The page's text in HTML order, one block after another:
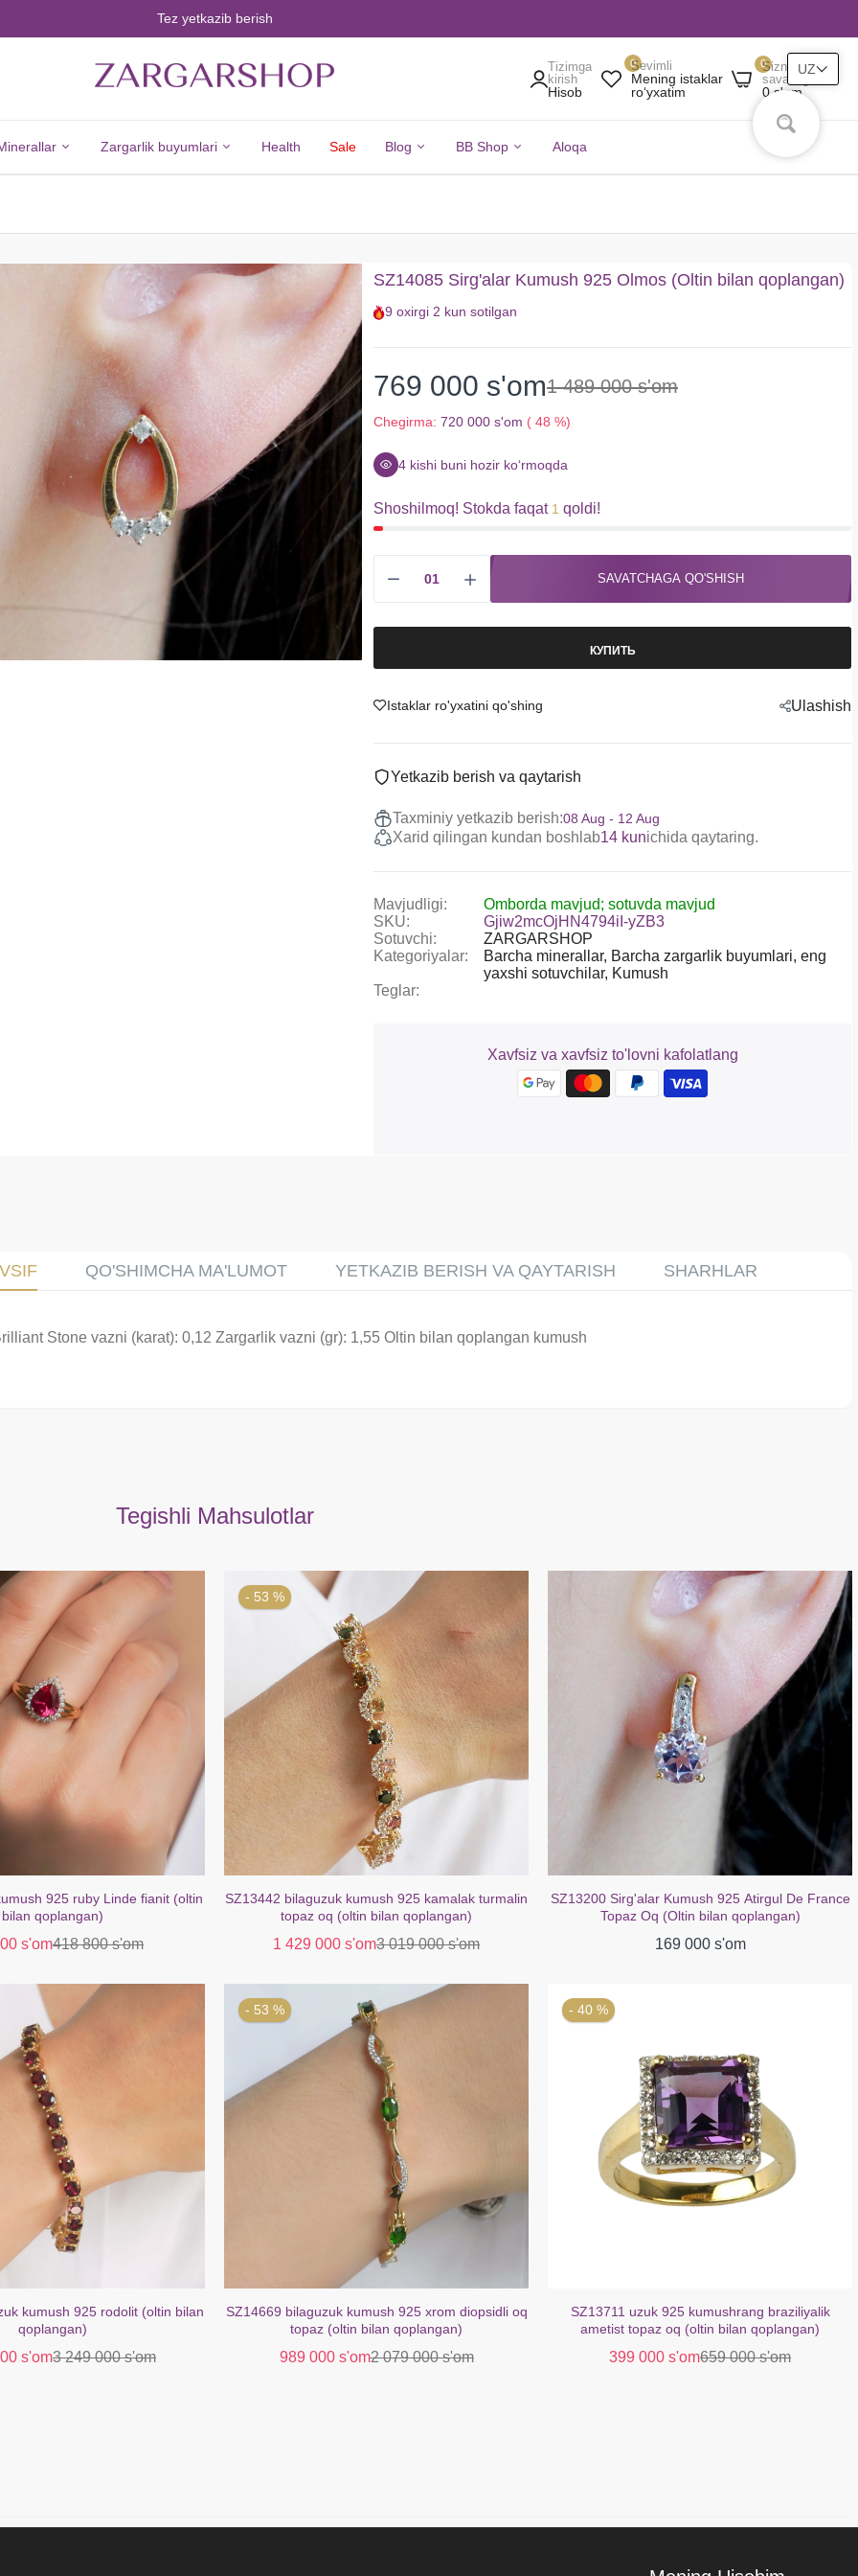
Tez yetkazib berish
Tizimga
kirish
Hisob
0Sevimli
Mening istaklar
roʻyxatim
0Sizning
savatingiz
0 s'om
Barcha
Zumrad
Granat
Ametist
Zargarlik buyumlari
Barcha
Zargarlik
Buyumlari
Kumush
Yangi
Tovarlar
Uzuklar
Ziraklar
Chanes
Kulonlar
Marjonlarni
To'plamlar
Health Sale Blog BB Shop Aloqa
SZ14085 Sirg'alar Kumush 925 Olmos (Oltin bilan qoplangan)
9 oxirgi 2 kun sotilgan
769 000 s'om1 489 000 s'om
Chegirma: 720 000 s'om ( 48 %)
4 kishi buni hozir koʻrmoqda
Shoshilmoq! Stokda faqat 1 qoldi!
SAVATCHAGA QO'SHISH
КУПИТЬ
Istaklar ro'yxatini qo'shing Ulashish
Yetkazib berish va qaytarish
Taxminiy yetkazib berish:08 Aug - 12 Aug
Xarid qilingan kundan boshlab14 kunichida qaytaring.
Mavjudligi:
Omborda mavjud; sotuvda mavjud
SKU:
Gjiw2mcOjHN4794iI-yZB3
Sotuvchi:
ZARGARSHOP
Kategoriyalar:
Barcha minerallar, Barcha zargarlik buyumlari, eng
yaxshi sotuvchilar, Kumush
Teglar:
Xavfsiz va xavfsiz to'lovni kafolatlang
QO'SHIMCHA MA'LUMOT YETKAZIB BERISH VA QAYTARISH SHARHLAR
Stone vazni (karat): 0,12 Zargarlik vazni (gr): 1,55 Oltin bilan qoplangan kumush
Tegishli Mahsulotlar
kumush 925 kamalak turmalin
(oltin bilan qoplangan)
s'om3 019 000 s'om
kumush 925 xrom diopsidli oq
bilan qoplangan)
s'om2 079 000 s'om
SZ13200 Sirg'alar Kumush 925 Atirgul De France
Topaz Oq (Oltin bilan qoplangan)
169 000 s'om
- 40 %
SZ13711 uzuk 925 kumushrang braziliyalik
ametist topaz oq (oltin bilan qoplangan)
399 000 s'om659 000 s'om
SZ16687 bilaguzuk kumush 925 Afrika ametist
fianit (oltin bilan qoplangan)
299 000 s'om489 000 s'om
- 40 %
SZ16621 bilaguzuk kumush 925 Afrika ametist
fianit (oltin bilan qoplangan)
379 000 s'om629 000 s'om
UZ